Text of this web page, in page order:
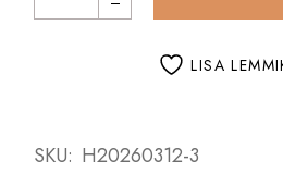
LISA
SKU: H20260312-3